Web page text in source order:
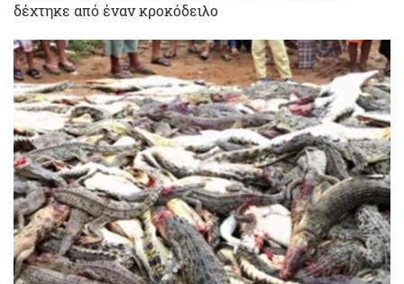
δέχτηκε από έναν κροκόδειλο